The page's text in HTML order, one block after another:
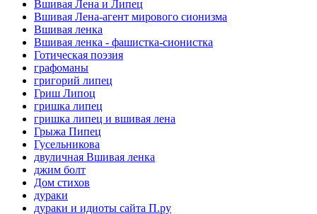
Вшивая Лена и Липец
Вшивая Лена-агент мирового сионизма
Вшивая ленка
Вшивая ленка - фашистка-сионистка
Готическая поэзия
графоманы
григорий липец
Гриш Липоц
гришка липец
гришка липец и вшивая лена
Грыжа Пипец
Гусельникова
двуличная Вшивая ленка
джим болт
Дом стихов
дураки
дураки и идиоты сайта П.ру